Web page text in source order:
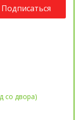
Подписаться
со двора)